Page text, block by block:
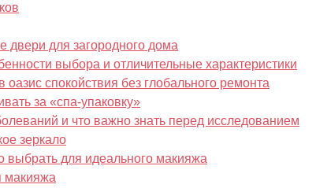
двери для загородного дома
выбора и отличительные характеристики
спокойствия без глобального ремонта
за «спа-упаковку»
и что важно знать перед исследованием
зеркало
выбрать для идеального макияжа
макияжа